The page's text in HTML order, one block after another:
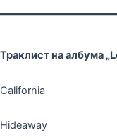
Траклист на албума
California
Hideaway